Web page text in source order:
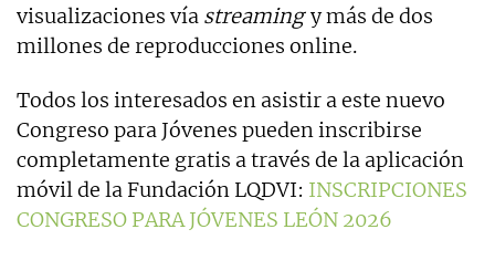
visualizaciones vía streamingy más de dos
millones de reproducciones online.
Todos los interesados en asistir a este nuevo
Congreso para Jóvenes pueden inscribirse
completamente gratis a través de la aplicación
móvil de la Fundación LQDVI: INSCRIPCIONES
CONGRESO PARA JÓVENES LEÓN 2026